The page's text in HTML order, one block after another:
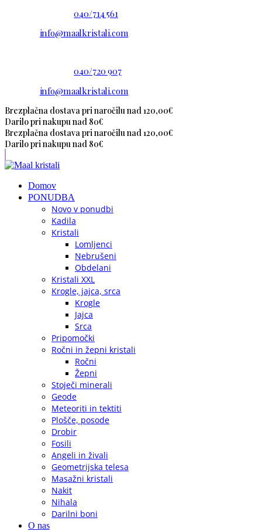
Imate vprašanje?040/714 561
info@maalkristali.com
Imate vprašanje?040/720 907
info@maalkristali.com
Brezplačna dostava pri naročilu nad 120,00€
Darilo pri nakupu nad 80€
Brezplačna dostava pri naročilu nad 120,00€
Darilo pri nakupu nad 80€
Domov
PONUDBA
Novo v ponudbi
Kadila
Kristali
Lomljenci
Nebrušeni
Obdelani
Kristali XXL
Krogle, jajca, srca
Krogle
Jajca
Srca
Pripomočki
Ročni in žepni kristali
Ročni
Žepni
Stoječi minerali
Geode
Meteoriti in tektiti
Plošče, posode
Drobir
Fosili
Angeli in živali
Geometrijska telesa
Masažni kristali
Nakit
Nihala
Darilni boni
O nas